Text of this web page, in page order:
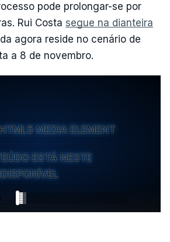
pode prolongar-se por
Rui Costa segue na dianteira
agora reside no cenário de
a 8 de novembro.
MEDIA ELEMENT
ESTÁ NESTE